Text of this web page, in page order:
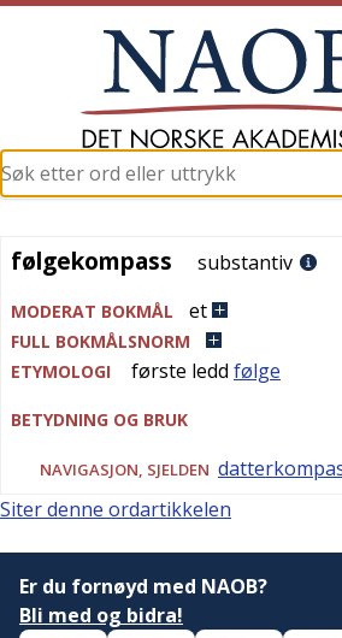
følgekompass
følgekompass substantiv
MODERAT BOKMÅL et
FULL BOKMÅLSNORM
ETYMOLOGI
første ledd følge
BETYDNING OG BRUK
NAVIGASJON, SJELDEN
Siter denne ordartikkelen
Er du fornøyd med NAOB?
Bli med og bidra!